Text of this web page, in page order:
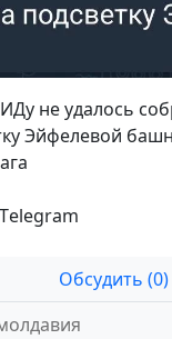
не удалось
Эйфелевой
Обсудить (0)